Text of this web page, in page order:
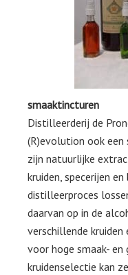
smaaktincturen
Distilleerderij de
(R)evolution ook
zijn natuurlijke
kruiden, specerijen
distilleerproces
daarvan op in de
verschillende
voor hoge smaak- en
kruidenselectie kan